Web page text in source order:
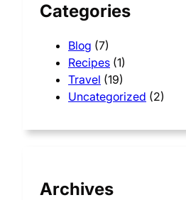
Categories
Blog (7)
Recipes (1)
Travel (19)
Uncategorized (2)
Archives